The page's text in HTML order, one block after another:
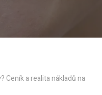
a realita nákladů na